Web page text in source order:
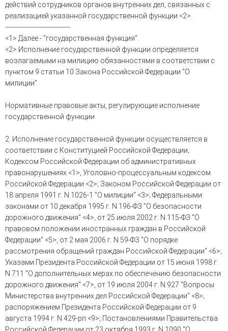
действий сотрудников органов внутренних дел, связанных с
реализацией указанной государственной функции <2>.
--------------------------------
<1> Далее - "государственная функция".
<2> Исполнение государственной функции определяется
возлагаемыми на милицию обязанностями в соответствии с
пунктом 9 статьи 10 Закона Российской Федерации "О
милиции".
Нормативные правовые акты, регулирующие исполнение
государственной функции
2. Исполнение государственной функции осуществляется в
соответствии с Конституцией Российской Федерации;
Кодексом Российской Федерации об административных
правонарушениях <1>, Уголовно-процессуальным кодексом
Российской Федерации <2>; Законом Российской Федерации от
18 апреля 1991 г. N 1026-1 "О милиции" <3>; Федеральными
законами от 10 декабря 1995 г. N 196-ФЗ "О безопасности
дорожного движения" <4>, от 25 июля 2002 г. N 115-ФЗ "О
правовом положении иностранных граждан в Российской
Федерации" <5>, от 2 мая 2006 г. N 59-ФЗ "О порядке
рассмотрения обращений граждан Российской Федерации" <6>;
Указами Президента Российской Федерации от 15 июня 1998 г.
N 711 "О дополнительных мерах по обеспечению безопасности
дорожного движения" <7>, от 19 июля 2004 г. N 927 "Вопросы
Министерства внутренних дел Российской Федерации" <8>;
распоряжением Президента Российской Федерации от 9
августа 1994 г. N 429-рп <9>; Постановлениями Правительства